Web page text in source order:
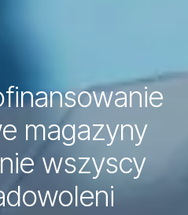
magazyny
wszyscy